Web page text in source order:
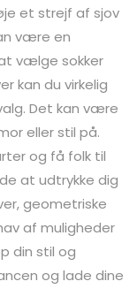
et strejf af sjov
være en
vælge sokker
kan du virkelig
Det kan være
eller stil på.
og få folk til
at udtrykke dig
geometriske
af muligheder
din stil og
og lade dine